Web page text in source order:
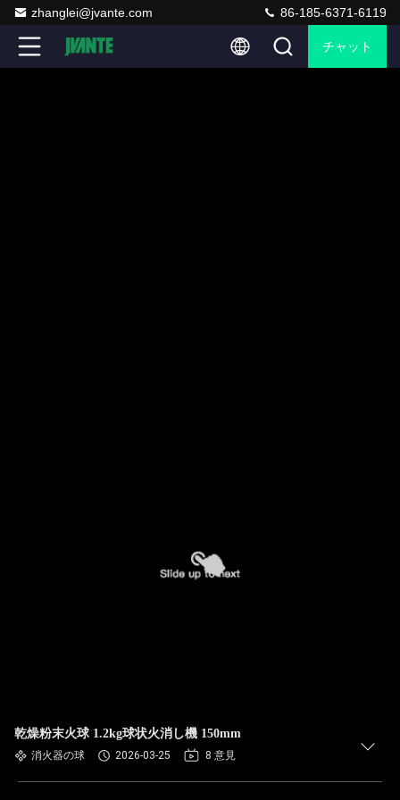
zhanglei@jvante.com 86-185-6371-6119
チャット
乾燥粉末火球 1.2kg球状火消し機 150mm
消火器の球 2026-03-25 8 意見